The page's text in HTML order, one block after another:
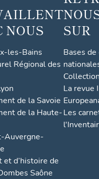
NOUS
les-Bains
Régional des
de la Savoie
de la Haute-
Auvergne-
et d’histoire de
Saône
SUR
Bases
La revue
Les